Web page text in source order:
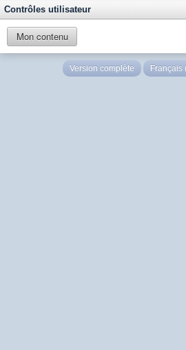
Contrôles utilisateur
Mon contenu
Version complète Français